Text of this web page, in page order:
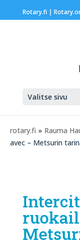
Rotary.fi |
Valitse sivu
rotary.fi » Rauma
avec – Metsurin